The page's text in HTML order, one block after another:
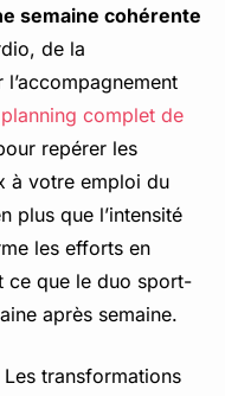
semaine cohérente
de la
planning complet de
repérer les
à votre emploi du
plus que l’intensité
les efforts en
ce que le duo sport-
après semaine.
Les transformations